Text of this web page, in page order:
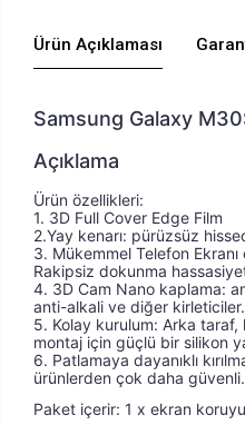
Ürün Açıklaması
Samsung Galaxy
Açıklama
Ürün özellikleri: 1.
Ürün özellikleri:
1. 3D Full Cover Edge Film
2.Yay kenarı: pürüzsüz
3. Mükemmel Telefon
Rakipsiz dokunma
4. 3D Cam Nano kaplama:
anti-alkali ve diğer kirleticiler.
5. Kolay kurulum: Arka
montaj için güçlü bir silikon
6. Patlamaya dayanıklı
ürünlerden çok daha güvenli.
Paket içerir: 1 x ekran